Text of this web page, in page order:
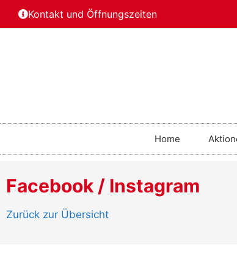
Kontakt und Öffnungszeiten
Home
Facebook / Instagram
Zurück zur Übersicht